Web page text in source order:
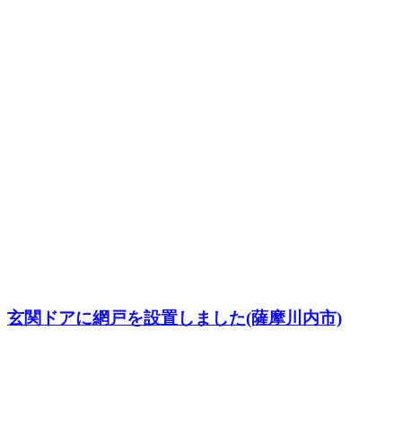
玄関ドアに網戸を設置しました(薩摩川内市)